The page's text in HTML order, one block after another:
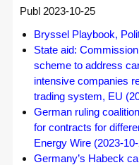
Publ 2023-10-25
Bryssel Playbook,
State aid:
scheme to address
intensive companies
trading system, EU
German ruling
for contracts for
Energy Wire (2023-
Germany’s Habeck